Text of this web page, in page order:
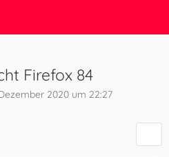
Firefox 84
2020 um 22:27